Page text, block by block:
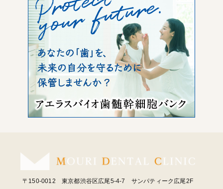
〒150-0012 東京都渋谷区広尾5-4-7 サンパティーク広尾2F